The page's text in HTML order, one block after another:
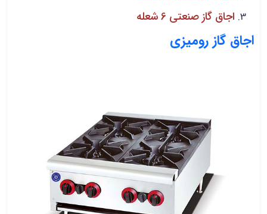
اجاق گاز صنعتی 6 شعله
اجاق گاز رومیزی